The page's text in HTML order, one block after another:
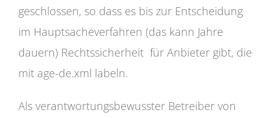
geschlossen, so dass es bis zur Entscheidung
im Hauptsacheverfahren (das kann Jahre
dauern) Rechtssicherheit für Anbieter gibt, die
mit age-de.xml labeln.
Als verantwortungsbewusster Betreiber von